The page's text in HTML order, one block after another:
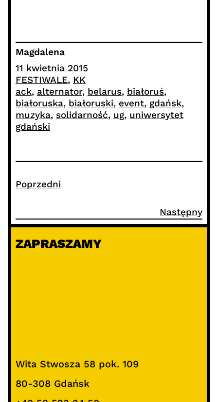
Magdalena
11 kwietnia 2015
FESTIWALE, KK
ack, alternator, belarus, białoruś ,
białoruska, białoruski, event, gdańsk ,
muzyka, solidarność, ug, uniwersytet
gdański
Poprzedni
Następny
ZAPRASZAMY
Wita Stwosza 58 pok. 109
80-308 Gdańsk